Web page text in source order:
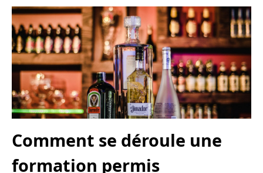
Comment se déroule une
formation permis